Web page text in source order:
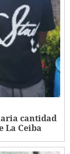
cantidad
La Ceiba